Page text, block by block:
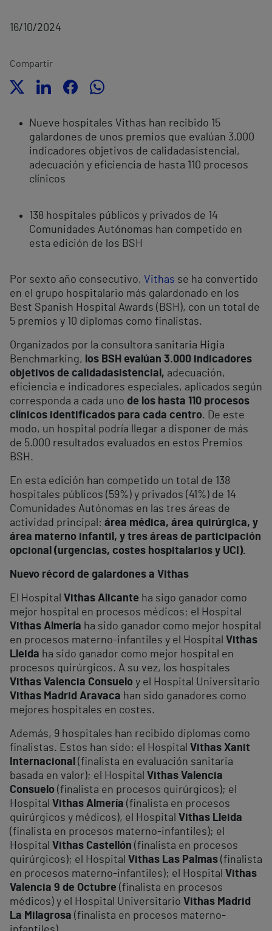
16/10/2024
Compartir
Nueve hospitales Vithas han recibido 15
galardones de unos premios que evalúan 3.000
indicadores objetivos de calidad asistencial,
adecuación y eficiencia de hasta 110 procesos
clínicos
138 hospitales públicos y privados de 14
Comunidades Autónomas han competido en
esta edición de los BSH
Por sexto año consecutivo, Vithas se ha convertido
en el grupo hospitalario más galardonado en los
Best Spanish Hospital Awards (BSH), con un total de
5 premios y 10 diplomas como finalistas.
Organizados por la consultora sanitaria Higia
Benchmarking, los BSH evalúan 3.000 indicadores
objetivos de calidadasistencial, adecuación,
eficiencia e indicadores especiales, aplicados según
corresponda a cada uno de los hasta 110 procesos
clínicos identificados para cada centro. De este
modo, un hospital podría llegar a disponer de más
de 5.000 resultados evaluados en estos Premios
BSH.
En esta edición han competido un total de 138
hospitales públicos (59%) y privados (41%) de 14
Comunidades Autónomas en las tres áreas de
actividad principal: área médica, área quirúrgica, y
área materno infantil, y tres áreas de participación
opcional (urgencias, costes hospitalarios y UCI).
Nuevo récord de galardones a Vithas
El Hospital Vithas Alicante ha sigo ganador como
mejor hospital en procesos médicos; el Hospital
Vithas Almería ha sido ganador como mejor hospital
en procesos materno-infantiles y el Hospital Vithas
Lleida ha sido ganador como mejor hospital en
procesos quirúrgicos. A su vez, los hospitales
Vithas Valencia Consuelo y el Hospital Universitario
Vithas Madrid Aravaca han sido ganadores como
mejores hospitales en costes.
Además, 9 hospitales han recibido diplomas como
finalistas. Estos han sido: el Hospital Vithas Xanit
Internacional (finalista en evaluación sanitaria
basada en valor); el Hospital Vithas Valencia
Consuelo (finalista en procesos quirúrgicos); el
Hospital Vithas Almería (finalista en procesos
quirúrgicos y médicos), el Hospital Vithas Lleida
(finalista en procesos materno-infantiles); el
Hospital Vithas Castellón (finalista en procesos
quirúrgicos); el Hospital Vithas Las Palmas (finalista
en procesos materno-infantiles); el Hospital Vithas
Valencia 9 de Octubre (finalista en procesos
médicos) y el Hospital Universitario Vithas Madrid
La Milagrosa (finalista en procesos materno-